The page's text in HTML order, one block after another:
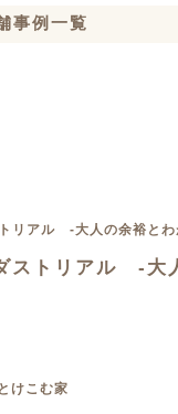
事例一覧
ストリアル -大